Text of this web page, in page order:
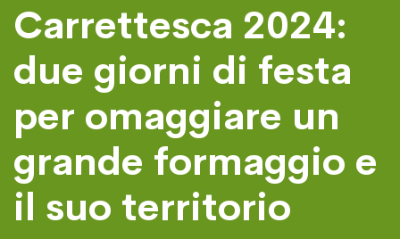
Carrettesca 2024:
due giorni di festa
per omaggiare un
grande formaggio e
il suo territorio